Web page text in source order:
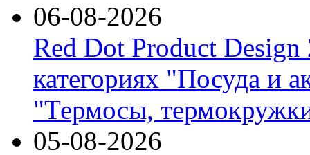
06-08-2026
Red Dot Product Design
категориях "Посуда и
"Термосы,
05-08-2026